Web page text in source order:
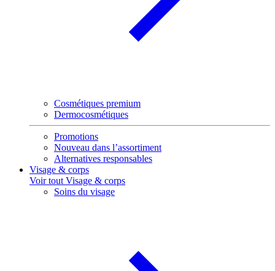
Cosmétiques premium
Dermocosmétiques
Promotions
Nouveau dans l’assortiment
Alternatives responsables
Visage & corps
Voir tout Visage & corps
Soins du visage